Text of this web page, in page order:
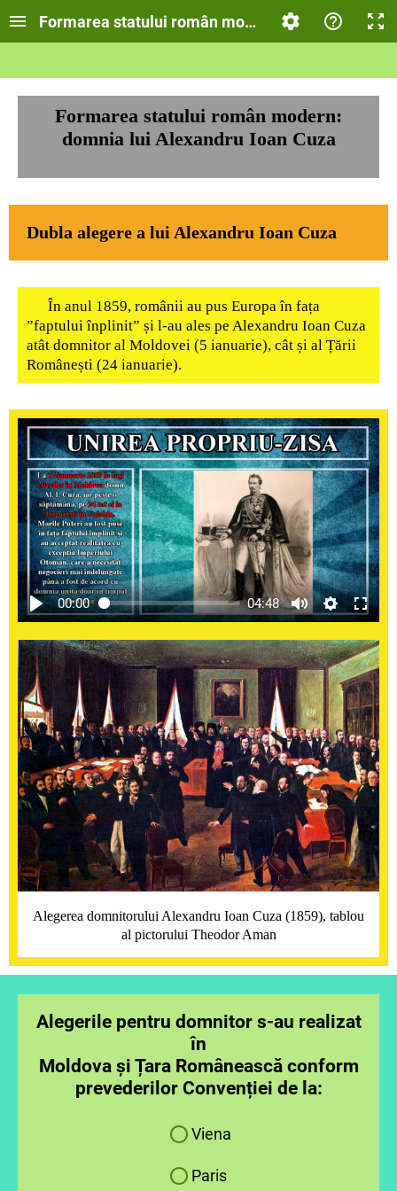
Formarea statului român modern: domnia lui
Formarea statului român modern:
domnia lui Alexandru Ioan Cuza
Dubla alegere a lui Alexandru Ioan Cuza
În anul 1859, românii au pus Europa în fața
”faptului înplinit” și l-au ales pe Alexandru Ioan Cuza
atât domnitor al Moldovei (5 ianuarie), cât și al Țării
Românești (24 ianuarie).
00:00 04:48
Alegerea domnitorului Alexandru Ioan Cuza (1859), tablou
al pictorului Theodor Aman
Alegerile pentru domnitor s-au realizat
în
Moldova și Țara Românească conform
prevederilor Convenției de la:
Viena
Paris